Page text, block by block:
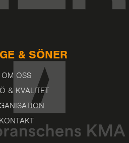
& SÖNER
OM OSS
& KVALITET
KONTAKT